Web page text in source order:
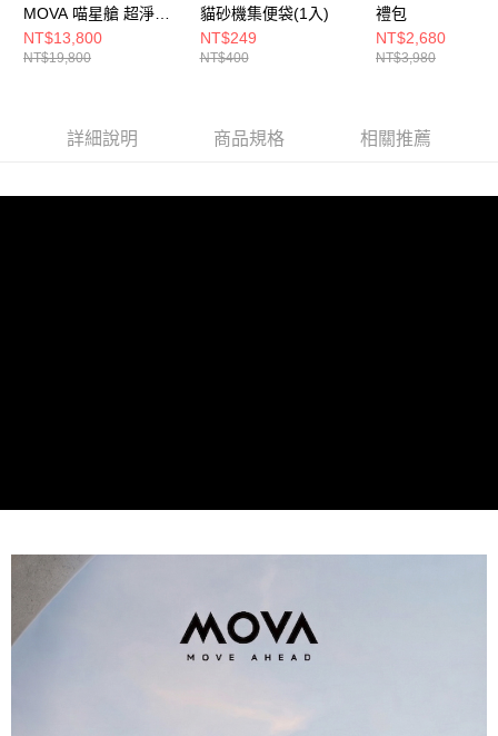
MOVA 喵星艙 超淨智
慧大容量貓砂機LR10
Prime
NT$13,800
NT$19,800
貓砂機集便袋(1入)
NT$249
NT$400
禮包
NT$2,680
NT$3,980
詳細說明 商品規格 相關推薦